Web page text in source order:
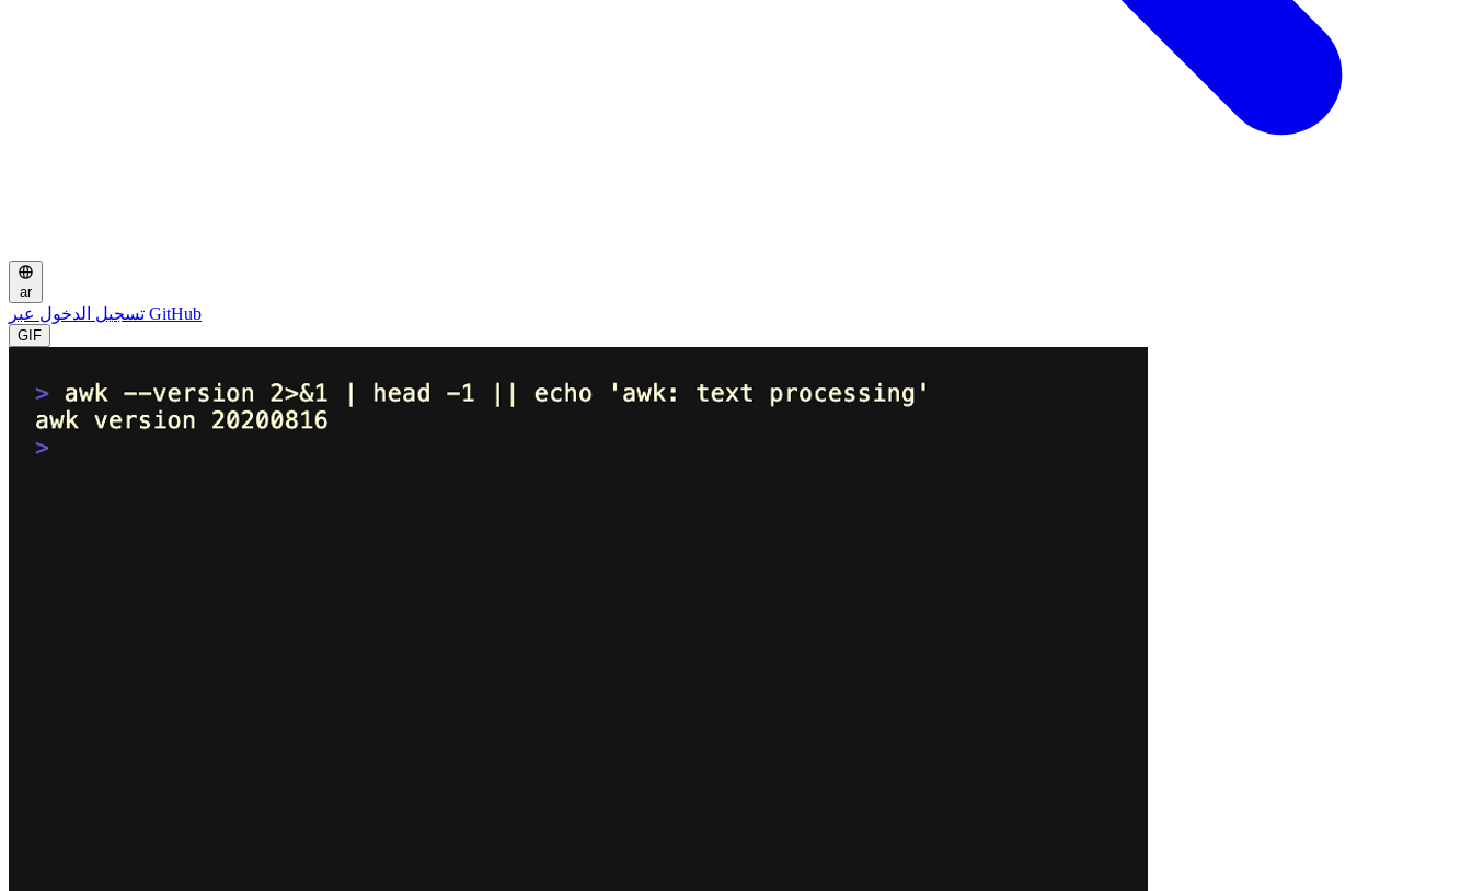
ar
تسجيل الدخول عبر GitHub
GIF